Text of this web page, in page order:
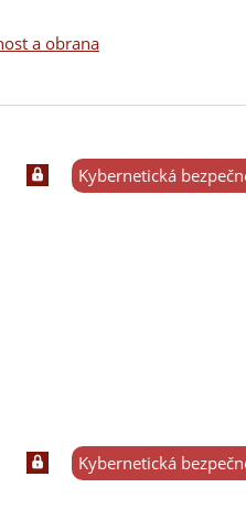
a obrana
Kybernetická
Kybernetická